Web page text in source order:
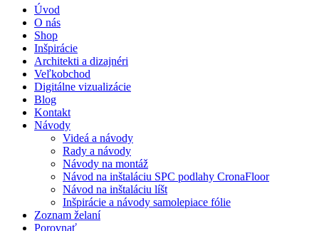
Úvod
O nás
Shop
Inšpirácie
Architekti a dizajnéri
Veľkobchod
Digitálne vizualizácie
Blog
Kontakt
Návody
Videá a návody
Rady a návody
Návody na montáž
Návod na inštaláciu SPC podlahy CronaFloor
Návod na inštaláciu líšt
Inšpirácie a návody samolepiace fólie
Zoznam želaní
Porovnať